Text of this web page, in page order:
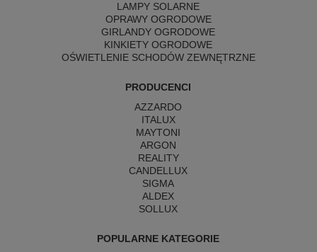
LAMPY SOLARNE
OPRAWY OGRODOWE
GIRLANDY OGRODOWE
KINKIETY OGRODOWE
OŚWIETLENIE SCHODÓW ZEWNĘTRZNE
PRODUCENCI
AZZARDO
ITALUX
MAYTONI
ARGON
REALITY
CANDELLUX
SIGMA
ALDEX
SOLLUX
POPULARNE KATEGORIE